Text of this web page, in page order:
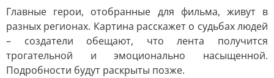
Главные герои, отобранные для фильма, живут в
разных регионах. Картина расскажет о судьбах людей
– создатели обещают, что лента получится
трогательной и эмоционально насыщенной.
Подробности будут раскрыты позже.